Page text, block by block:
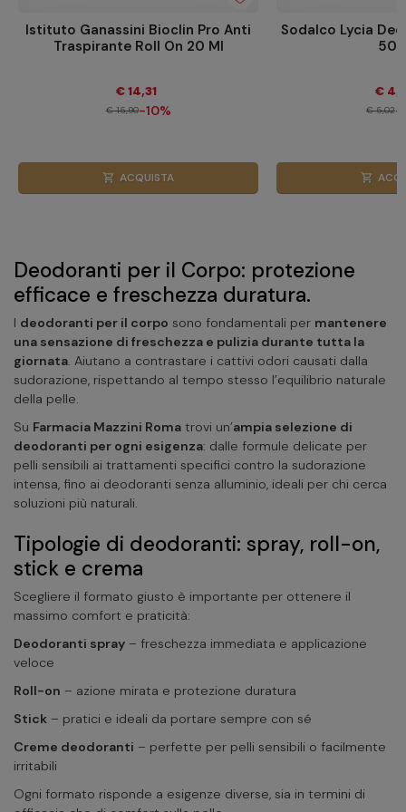
Istituto Ganassini Bioclin Pro Anti
Traspirante Roll On 20 Ml
€ 14,31
€ 15,90-10%
shopping_cart ACQUISTA
Sodalco Lycia
50
€
€ 5,02-
shopping_cart
Deodoranti per il Corpo: protezione
efficace e freschezza duratura.
I deodoranti per il corpo sono fondamentali per mantenere
una sensazione di freschezza e pulizia durante tutta la
giornata. Aiutano a contrastare i cattivi odori causati dalla
sudorazione, rispettando al tempo stesso l’equilibrio naturale
della pelle.
Su Farmacia Mazzini Roma trovi un’ampia selezione di
deodoranti per ogni esigenza: dalle formule delicate per
pelli sensibili ai trattamenti specifici contro la sudorazione
intensa, fino ai deodoranti senza alluminio, ideali per chi cerca
soluzioni più naturali.
Tipologie di deodoranti: spray, roll-on,
stick e crema
Scegliere il formato giusto è importante per ottenere il
massimo comfort e praticità:
Deodoranti spray – freschezza immediata e applicazione
veloce
Roll-on – azione mirata e protezione duratura
Stick – pratici e ideali da portare sempre con sé
Creme deodoranti – perfette per pelli sensibili o facilmente
irritabili
Ogni formato risponde a esigenze diverse, sia in termini di